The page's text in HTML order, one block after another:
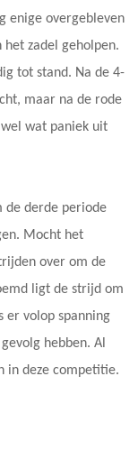
enige overgebleven
het zadel geholpen.
tot stand. Na de 4-
maar na de rode
wat paniek uit
de derde periode
Mocht het
over om de
ligt de strijd om
er volop spanning
hebben. Al
in deze competitie.